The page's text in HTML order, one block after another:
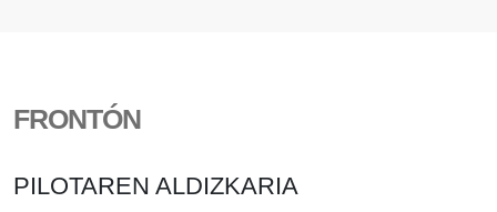
FRONTÓN
PILOTAREN ALDIZKARIA